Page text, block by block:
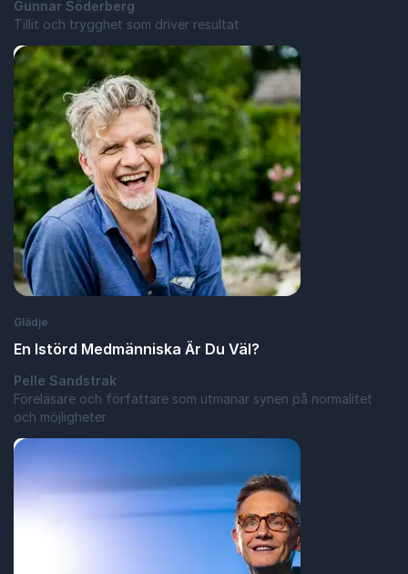
Gunnar Söderberg
Tillit och trygghet som driver resultat
Läs blogginlägg: World Happiness Day – Så får du roligt
Glädje
En Istörd Medmänniska Är Du Väl?
Pelle Sandstrak
Föreläsare och författare som utmanar synen på normalitet
och möjligheter